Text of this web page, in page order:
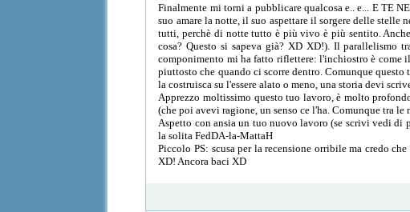
Finalmente mi torni a pubblicare qualcosa e.. e... E TE
suo amare la notte, il suo aspettare il sorgere delle stelle
tutti, perchè di notte tutto è più vivo è più sentito.
cosa? Questo si sapeva già? XD XD!). Il parallelismo
componimento mi ha fatto riflettere: l'inchiostro è come
piuttosto che quando ci scorre dentro. Comunque
la costruisca su l'essere alato o meno, una storia devi
Apprezzo moltissimo questo tuo lavoro, è molto
(che poi avevi ragione, un senso ce l'ha. Comunque tra le
Aspetto con ansia un tuo nuovo lavoro (se scrivi vedi di
la solita FedDA-la-MattaH
Piccolo PS: scusa per la recensione orribile ma credo
XD! Ancora baci XD